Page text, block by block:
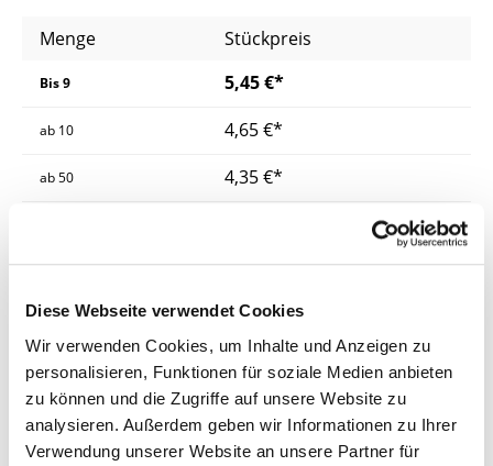
Diese Webseite verwendet Cookies
Wir verwenden Cookies, um Inhalte und Anzeigen zu
personalisieren, Funktionen für soziale Medien anbieten
zu können und die Zugriffe auf unsere Website zu
analysieren. Außerdem geben wir Informationen zu Ihrer
Verwendung unserer Website an unsere Partner für
Menge Stückpreis
Bis9 5,45 €*
ab 10 4,65 €*
ab50 4,35 €*
3,65 €*
Lieferzeit: 4 - 8 Werktage
Herkunft